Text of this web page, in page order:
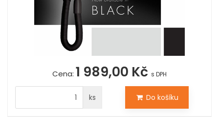
Cena: 1 989,00 Kč s DPH
ks Do košíku